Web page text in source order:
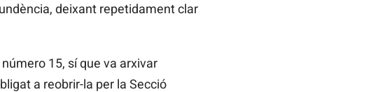
deixant repetidament clar
15, sí que va arxivar
a reobrir-la per la Secció